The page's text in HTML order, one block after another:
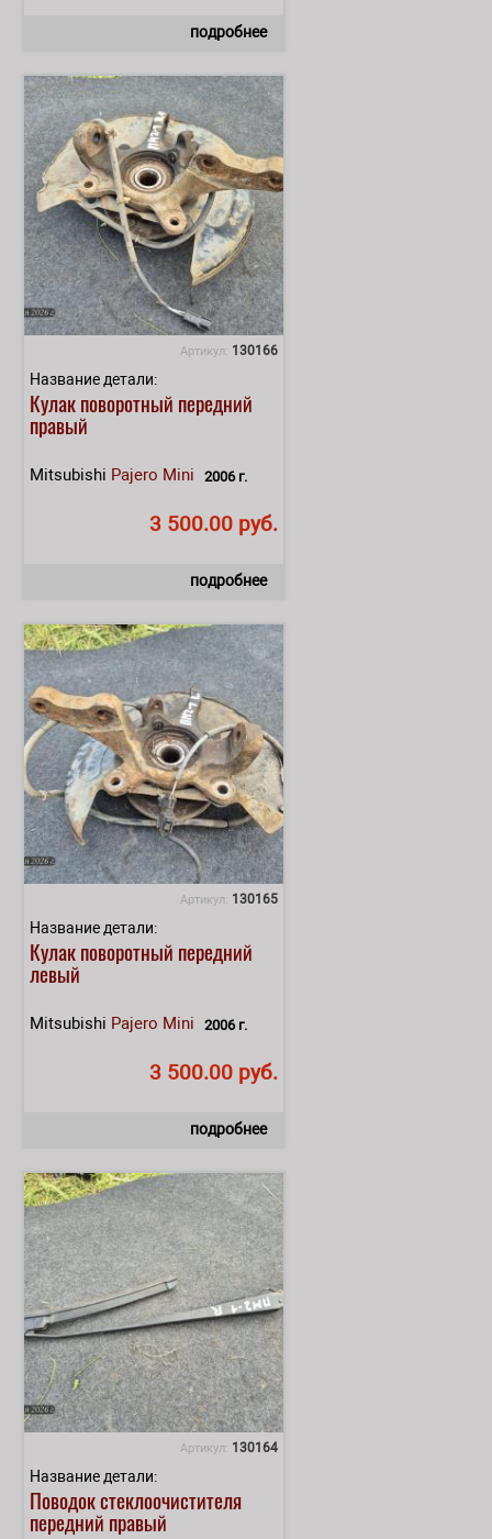
подробнее
Артикул: 130166
Название детали:
Кулак поворотный передний
правый
Mitsubishi Pajero Mini 2006 г.
3 500.00 руб.
подробнее
Артикул: 130165
Название детали:
Кулак поворотный передний
левый
Mitsubishi Pajero Mini 2006 г.
3 500.00 руб.
подробнее
Артикул: 130164
Название детали:
Поводок стеклоочистителя
передний правый